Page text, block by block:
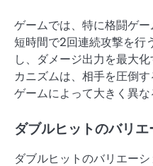
ゲームでは、特に格闘ゲ
短時間で2回連続攻撃を行
し、ダメージ出力を最大
カニズムは、相手を圧倒す
ゲームによって大きく異な
ダブルヒットのバリ
ダブルヒットのバリエー